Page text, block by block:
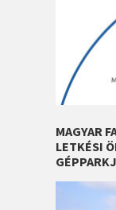
MAGYAR
LETKÉSI